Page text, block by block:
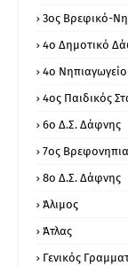
3ος Βρεφικό-
4ο Δημοτικό
4ο
4ος Παιδικός
6ο Δ.Σ. Δάφνης
7ος
8ο Δ.Σ. Δάφνης
Άλιμος
Άτλας
Γενικός